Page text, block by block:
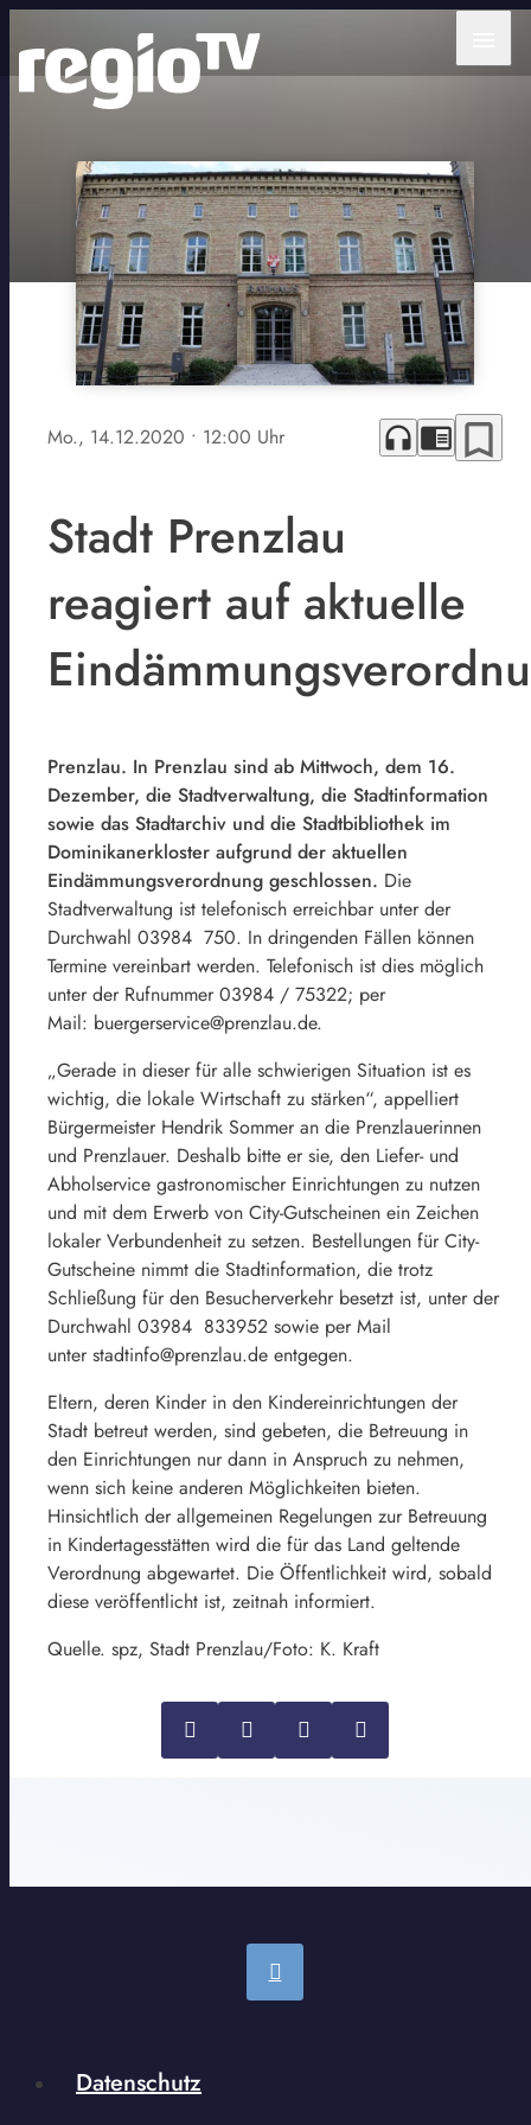
Mo., 14.12.2020 • 12:00 Uhr headphones chrome_reader_mode bookmark_border
Stadt Prenzlau
reagiert auf aktuelle
Prenzlau. In Prenzlau sind ab Mittwoch, dem 16.
Dezember, die Stadtverwaltung, die Stadtinformation
sowie das Stadtarchiv und die Stadtbibliothek im
Dominikanerkloster aufgrund der aktuellen
Eindämmungsverordnung geschlossen. Die
Stadtverwaltung ist telefonisch erreichbar unter der
Durchwahl 03984 750. In dringenden Fällen können
Termine vereinbart werden. Telefonisch ist dies möglich
unter der Rufnummer 03984 / 75322; per
Mail: buergerservice@prenzlau.de.
„Gerade in dieser für alle schwierigen Situation ist es
wichtig, die lokale Wirtschaft zu stärken“, appelliert
Bürgermeister Hendrik Sommer an die Prenzlauerinnen
und Prenzlauer. Deshalb bitte er sie, den Liefer- und
Abholservice gastronomischer Einrichtungen zu nutzen
und mit dem Erwerb von City-Gutscheinen ein Zeichen
lokaler Verbundenheit zu setzen. Bestellungen für City-
Gutscheine nimmt die Stadtinformation, die trotz
Schließung für den Besucherverkehr besetzt ist, unter der
Durchwahl 03984 833952 sowie per Mail
unter stadtinfo@prenzlau.de entgegen.
Eltern, deren Kinder in den Kindereinrichtungen der
Stadt betreut werden, sind gebeten, die Betreuung in
den Einrichtungen nur dann in Anspruch zu nehmen,
wenn sich keine anderen Möglichkeiten bieten.
Hinsichtlich der allgemeinen Regelungen zur Betreuung
in Kindertagesstätten wird die für das Land geltende
Verordnung abgewartet. Die Öffentlichkeit wird, sobald
diese veröffentlicht ist, zeitnah informiert.
Quelle. spz, Stadt Prenzlau/Foto: K. Kraft
Datenschutz